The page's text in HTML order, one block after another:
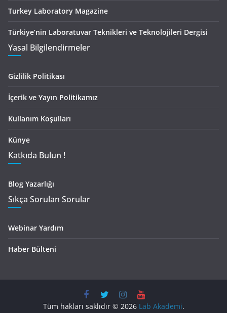
Turkey Laboratory Magazine
Türkiye’nin Laboratuvar Teknikleri ve Teknolojileri Dergisi
Yasal Bilgilendirmeler
Gizlilik Politikası
İçerik ve Yayın Politikamız
Kullanım Koşulları
Künye
Katkıda Bulun !
Blog Yazarlığı
Sıkça Sorulan Sorular
Webinar Yardım
Haber Bülteni
Tüm hakları saklıdır © 2026 Lab Akademi.